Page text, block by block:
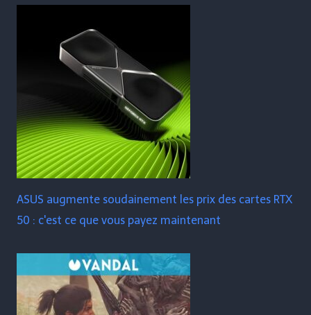
ASUS augmente soudainement les prix des cartes RTX
50 : c'est ce que vous payez maintenant